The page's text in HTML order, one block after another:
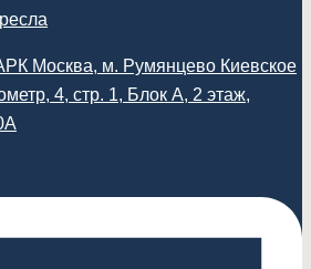
Москва, м. Румянцево Киевское
4, стр. 1, Блок А, 2 этаж,